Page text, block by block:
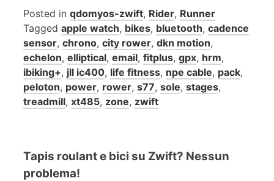
Posted in qdomyos-zwift, Rider, Runner
Tagged apple watch, bikes, bluetooth, cadence
sensor, chrono, city rower, dkn motion,
echelon, elliptical, email, fitplus, gpx, hrm,
ibiking+, jll ic400, life fitness, npe cable, pack,
peloton, power, rower, s77, sole, stages,
treadmill, xt485, zone, zwift
Tapis roulant e bici su Zwift? Nessun
problema!